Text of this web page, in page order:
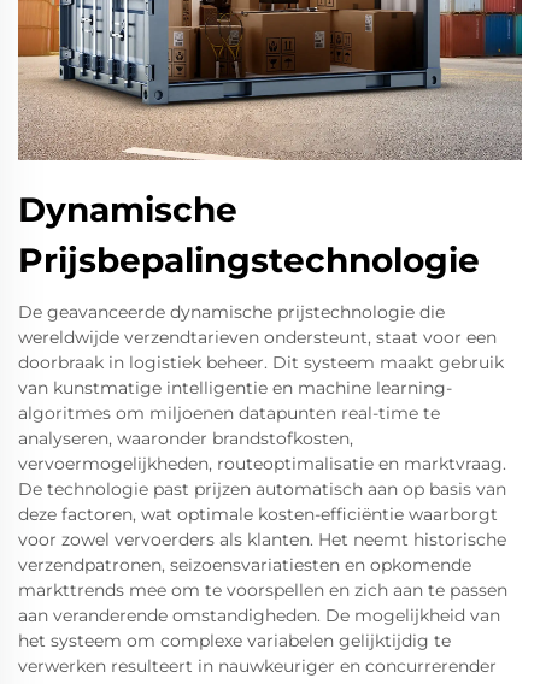
Dynamische
Prijsbepalingstechnologie
De geavanceerde dynamische prijstechnologie die
wereldwijde verzendtarieven ondersteunt, staat voor een
doorbraak in logistiek beheer. Dit systeem maakt gebruik
van kunstmatige intelligentie en machine learning-
algoritmes om miljoenen datapunten real-time te
analyseren, waaronder brandstofkosten,
vervoermogelijkheden, routeoptimalisatie en marktvraag.
De technologie past prijzen automatisch aan op basis van
deze factoren, wat optimale kosten-efficiëntie waarborgt
voor zowel vervoerders als klanten. Het neemt historische
verzendpatronen, seizoensvariatiesten en opkomende
markttrends mee om te voorspellen en zich aan te passen
aan veranderende omstandigheden. De mogelijkheid van
het systeem om complexe variabelen gelijktijdig te
verwerken resulteert in nauwkeuriger en concurrerender